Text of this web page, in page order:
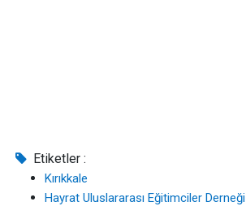
Etiketler :
Kırıkkale
Hayrat Uluslararası Eğitimciler Derneği